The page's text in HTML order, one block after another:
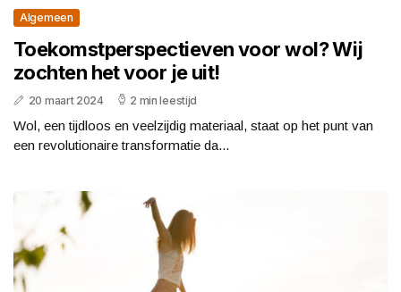
Algemeen
Toekomstperspectieven voor wol? Wij
zochten het voor je uit!
20 maart 2024 2 min leestijd
Wol, een tijdloos en veelzijdig materiaal, staat op het punt van
een revolutionaire transformatie da...